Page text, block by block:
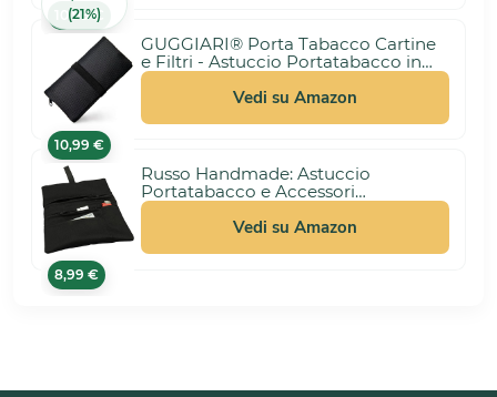
10,99 €
(21%)
10,99 €
GUGGIARI® Porta Tabacco Cartine
e Filtri - Astuccio Portatabacco in
Tessuto Realizzato a Mano - Porta
Tabacco Donna/Uomo (Pindot -
Black)
Vedi su Amazon
8,99 €
Russo Handmade: Astuccio
Portatabacco e Accessori
Artigianale in Tessuto. Uomo/Donna
con Doppia Cerniera per Tabacco e
Filtri, 4 Scomparti (Nero)
Vedi su Amazon